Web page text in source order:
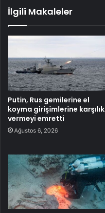
İlgili Makaleler
Putin, Rus gemilerine el
koyma girişimlerine karşılık
vermeyi emretti
Ağustos 6, 2026